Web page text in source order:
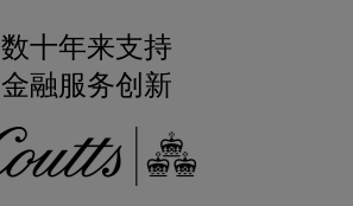
数十年来支持
金融服务创新